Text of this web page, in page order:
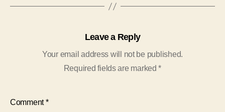
Leave a Reply
Your email address will not be published.
Required fields are marked*
Comment*